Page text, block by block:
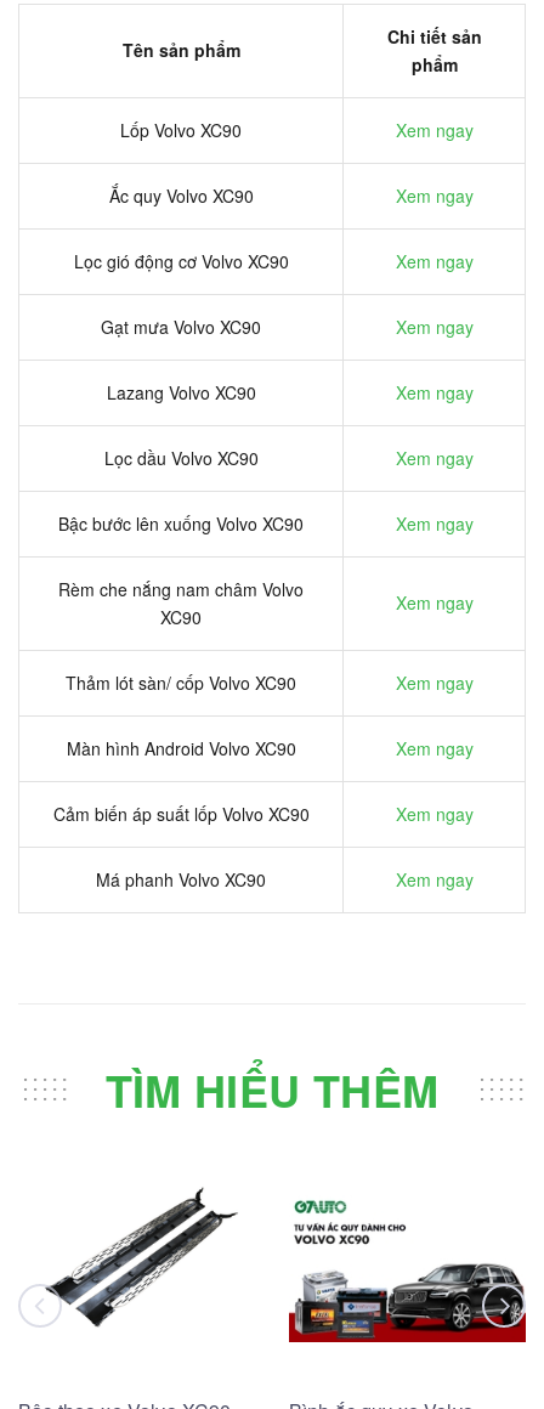
Tên sản phẩm
Chi tiết sản
phẩm
Lốp Volvo XC90 Xem ngay
Ắc quy Volvo XC90 Xem ngay
Lọc gió động cơ Volvo XC90 Xem ngay
Gạt mưa Volvo XC90 Xem ngay
Lazang Volvo XC90 Xem ngay
Lọc dầu Volvo XC90 Xem ngay
Bậc bước lên xuống Volvo XC90 Xem ngay
Rèm che nắng nam châm Volvo
XC90
Xem ngay
Thảm lót sàn/ cốp Volvo XC90 Xem ngay
Màn hình Android Volvo XC90 Xem ngay
Cảm biến áp suất lốp Volvo XC90 Xem ngay
Má phanh Volvo XC90 Xem ngay
TÌM HIỂU THÊM